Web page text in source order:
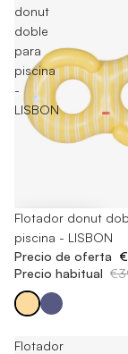
donut
doble
para
piscina
-
LISBON
-50%
Flotador donut
piscina - LISBON
Precio de oferta
Precio habitual
Flotador